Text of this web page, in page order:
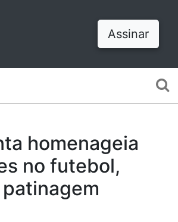
Assinar
homenageia
no futebol,